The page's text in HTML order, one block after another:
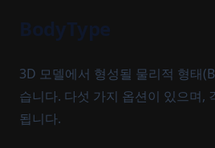
BodyType
3D 모델에서 형성될 물리적 형태
습니다. 다섯 가지 옵션이 있으며,
됩니다.